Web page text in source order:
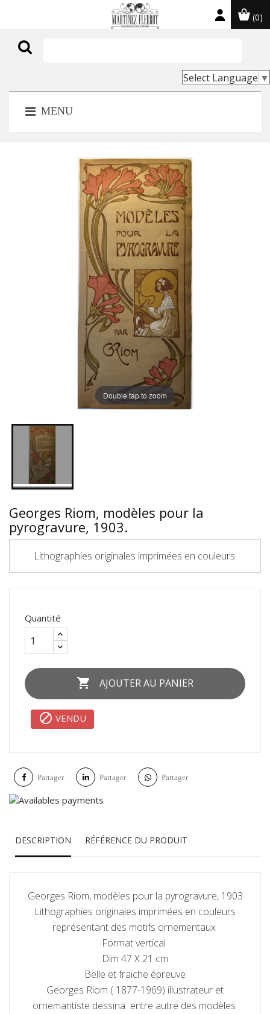
(0)
Select Language ▼
MENU
Double tap to zoom
Georges Riom, modèles pour la
pyrogravure, 1903.
Lithographies originales imprimées en couleurs.
Quantité
 AJOUTER AU PANIER
 VENDU
Partager Partager Partager
DESCRIPTION RÉFÉRENCE DU PRODUIT
Georges Riom, modèles pour la pyrogravure, 1903
Lithographies originales imprimées en couleurs
représentant des motifs ornementaux
Format vertical
Dim 47 X 21 cm
Belle et fraiche épreuve
Georges Riom ( 1877-1969) illustrateur et
ornemantiste dessina entre autre des modèles